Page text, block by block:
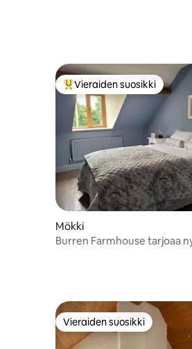
Vieraiden suosikkien
Vieraiden suosikki
Mökki
Burren Farmhouse tarjoaa
Vieraiden suosikki
Vieraiden suosikki